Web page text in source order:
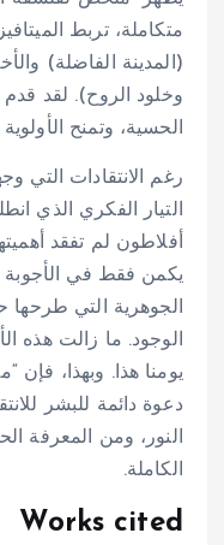
متكاملة، تربط
(المدينة الفاضلة)
وخلود الروح). لقد قدم
الحسية، وتمنح
رغم الانتقادات التي
التيار الفكري الذي
أفلاطون لم تفقد
يكمن فقط في الأجوبة
الجوهرية التي طرحها
الوجود. ما زالت هذه
يومنا هذا. وبهذا،
دعوة دائمة للبشر
النور، ومن المعرفة
الكاملة.
Works cited